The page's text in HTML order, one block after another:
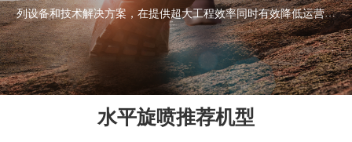
列设备和技术解决方案，在提供超大工程效率同时有效降低运营成
本。我们的产品已通过极端施工条件的考验，无论您的项目身处何
处，西探产品均能出色完成任务
水平旋喷推荐机型